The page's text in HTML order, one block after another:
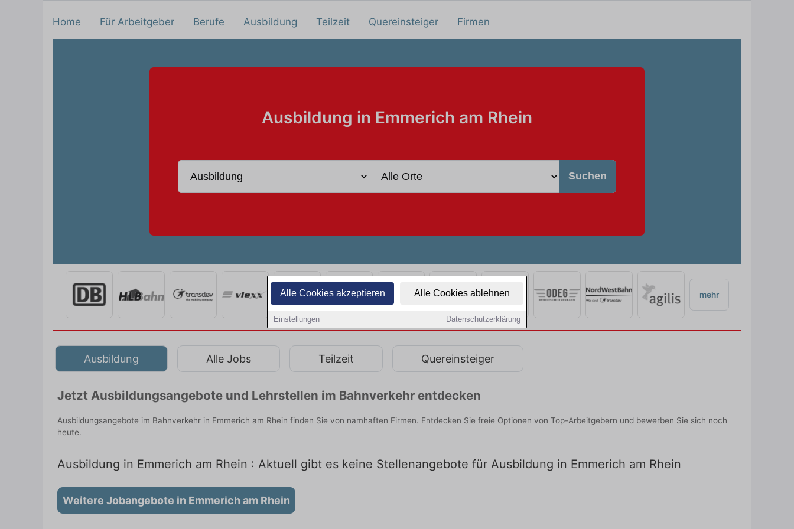
Alle Cookies akzeptieren Alle Cookies ablehnen
Einstellungen Datenschutzerklärung
Home Für Arbeitgeber Berufe Ausbildung Teilzeit Quereinsteiger Firmen
Ausbildung in Emmerich am Rhein
Suchen
mehr
Ausbildung Alle Jobs Teilzeit Quereinsteiger
Jetzt Ausbildungsangebote und Lehrstellen im Bahnverkehr entdecken
Ausbildungsangebote im Bahnverkehr in Emmerich am Rhein finden Sie von namhaften Firmen. Entdecken Sie freie Optionen von Top-Arbeitgebern und bewerben Sie sich noch
heute.
Ausbildung in Emmerich am Rhein : Aktuell gibt es keine Stellenangebote für Ausbildung in Emmerich am Rhein
Weitere Jobangebote in Emmerich am Rhein